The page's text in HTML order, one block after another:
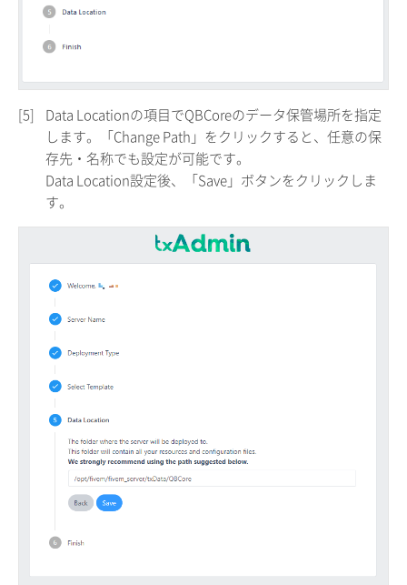
[5]
Data Locationの項目でQBCoreのデータ保管場所を指定
します。「Change Path」をクリックすると、任意の保
存先・名称でも設定が可能です。
Data Location設定後、「Save」ボタンをクリックしま
す。